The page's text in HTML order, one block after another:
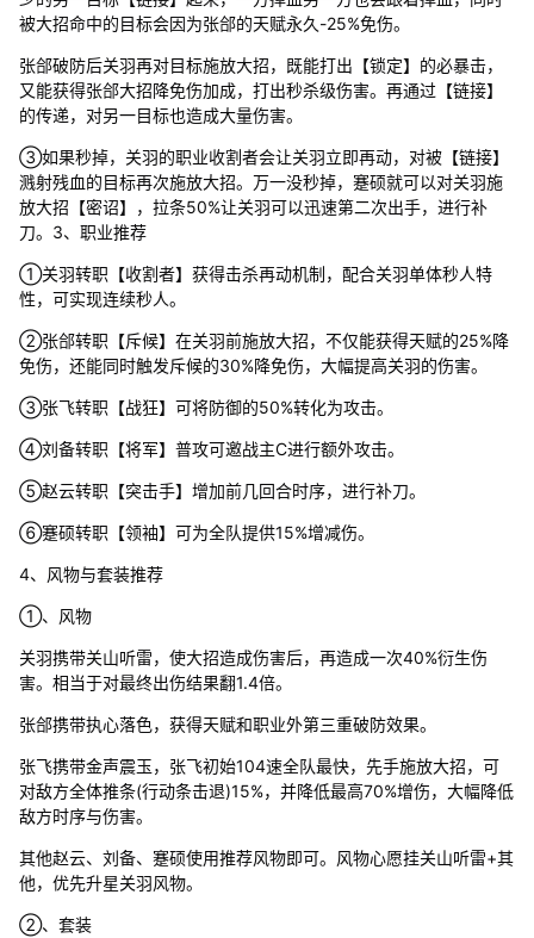
被大招命中的目标会因为张郃的天赋永久-25%免伤。
张郃破防后关羽再对目标施放大招，既能打出【锁定】的必暴击，
又能获得张郃大招降免伤加成，打出秒杀级伤害。再通过【链接】
的传递，对另一目标也造成大量伤害。
③如果秒掉，关羽的职业收割者会让关羽立即再动，对被【链接】
溅射残血的目标再次施放大招。万一没秒掉，蹇硕就可以对关羽施
放大招【密诏】，拉条50%让关羽可以迅速第二次出手，进行补
刀。3、职业推荐
①关羽转职【收割者】获得击杀再动机制，配合关羽单体秒人特
性，可实现连续秒人。
②张郃转职【斥候】在关羽前施放大招，不仅能获得天赋的25%降
免伤，还能同时触发斥候的30%降免伤，大幅提高关羽的伤害。
③张飞转职【战狂】可将防御的50%转化为攻击。
④刘备转职【将军】普攻可邀战主C进行额外攻击。
⑤赵云转职【突击手】增加前几回合时序，进行补刀。
⑥蹇硕转职【领袖】可为全队提供15%增减伤。
4、风物与套装推荐
①、风物
关羽携带关山听雷，使大招造成伤害后，再造成一次40%衍生伤
害。相当于对最终出伤结果翻1.4倍。
张郃携带执心落色，获得天赋和职业外第三重破防效果。
张飞携带金声震玉，张飞初始104速全队最快，先手施放大招，可
对敌方全体推条(行动条击退)15%，并降低最高70%增伤，大幅降低
敌方时序与伤害。
其他赵云、刘备、蹇硕使用推荐风物即可。风物心愿挂关山听雷+其
他，优先升星关羽风物。
②、套装